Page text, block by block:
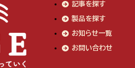
記事を探す
製品を探す
お知らせ一覧
お問い合わせ